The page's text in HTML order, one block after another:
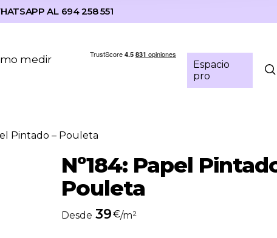
AL 694 258 551
medir
Espacio
pro
Pintado – Pouleta
Nº184: Papel
Pouleta
Desde 39€/m²